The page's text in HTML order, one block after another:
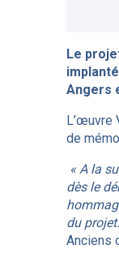
Le
Angers
L’œuvre
de
« A la
dès le
du
Anciens